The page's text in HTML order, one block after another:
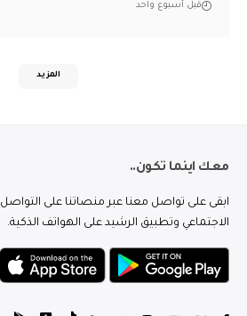
قبل أسبوع واحد
المزيد
معك اينما تكون..
ابقى على تواصل معنا عبر منصاتنا على التواصل
الاجتماعي وتطبيق الرشيد على الهواتف الذكية.